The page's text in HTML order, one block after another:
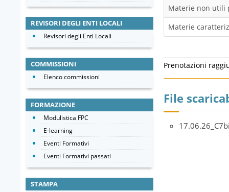
Materie non utili
Materie
Prenotazioni
File
REVISORI DEGLI ENTI LOCALI
Revisori degli Enti Locali
COMMISSIONI
Elenco commissioni
FORMAZIONE
Modulistica FPC
E-learning
Eventi Formativi
Eventi Formativi passati
STAMPA